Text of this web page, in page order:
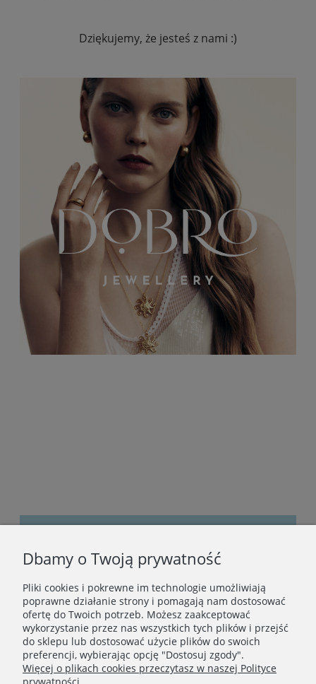
Dziękujemy, że jesteś z nami :)
Bądźmy w kontakcie
Podaj swój adres e-mail, jeżeli chcesz otrzymywać
informacje o nowościach i promocjach.
Zapisz się
Dbamy o Twoją prywatność
Pliki cookies i pokrewne im technologie umożliwiają
poprawne działanie strony i pomagają nam dostosować
ofertę do Twoich potrzeb. Możesz zaakceptować
wykorzystanie przez nas wszystkich tych plików i przejść
do sklepu lub dostosować użycie plików do swoich
preferencji, wybierając opcję "Dostosuj zgody".
Więcej o plikach cookies przeczytasz w naszej Polityce